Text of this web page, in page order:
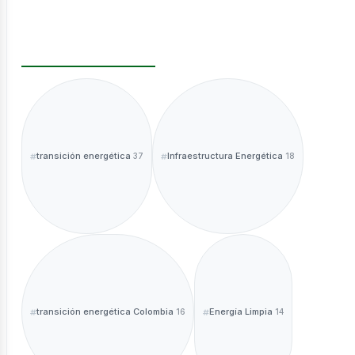
transición energética 37 Infraestructura Energética 18
transición energética Colombia 16 Energía Limpia 14